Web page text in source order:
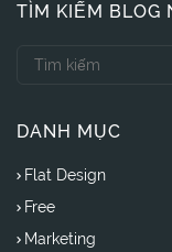
TÌM KIẾM BLOG
DANH MỤC
Flat Design
Free
Marketing